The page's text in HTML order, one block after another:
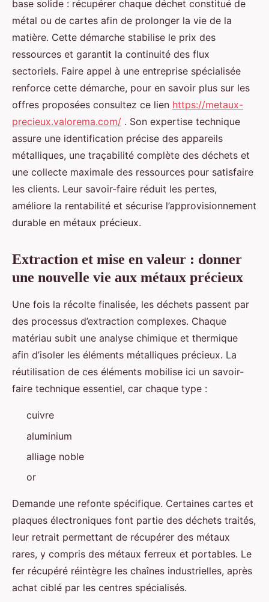
base solide : récupérer chaque déchet constitué de
métal ou de cartes afin de prolonger la vie de la
matière. Cette démarche stabilise le prix des
ressources et garantit la continuité des flux
sectoriels. Faire appel à une entreprise spécialisée
renforce cette démarche, pour en savoir plus sur les
offres proposées consultez ce lien https://metaux-
precieux.valorema.com/ . Son expertise technique
assure une identification précise des appareils
métalliques, une traçabilité complète des déchets et
une collecte maximale des ressources pour satisfaire
les clients. Leur savoir-faire réduit les pertes,
améliore la rentabilité et sécurise l’approvisionnement
durable en métaux précieux.
Extraction et mise en valeur : donner
une nouvelle vie aux métaux précieux
Une fois la récolte finalisée, les déchets passent par
des processus d’extraction complexes. Chaque
matériau subit une analyse chimique et thermique
afin d’isoler les éléments métalliques précieux. La
réutilisation de ces éléments mobilise ici un savoir-
faire technique essentiel, car chaque type :
cuivre
aluminium
alliage noble
or
Demande une refonte spécifique. Certaines cartes et
plaques électroniques font partie des déchets traités,
leur retrait permettant de récupérer des métaux
rares, y compris des métaux ferreux et portables. Le
fer récupéré réintègre les chaînes industrielles, après
achat ciblé par les centres spécialisés.